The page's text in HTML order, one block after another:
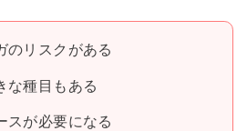
のリスクがある
な種目もある
スが必要になる